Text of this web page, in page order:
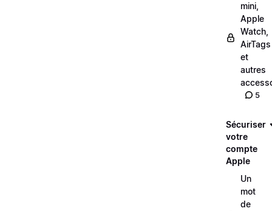
mini,
Apple
Watch,
AirTags
et
autres
5
Sécuriser
votre
compte
Apple
Un
mot
de